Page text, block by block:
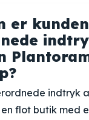
er
indtryk
en flot butik med